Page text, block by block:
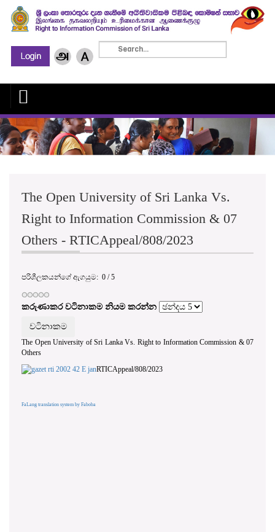
The Open University of Sri Lanka Vs.
Right to Information Commission & 07
Others - RTICAppeal/808/2023
පරිශීලකයන්ගේ ඇගයුම: 0 /5
කරුණාකර වටිනාකම නියම කරන්න
The Open University of Sri Lanka Vs. Right to Information Commission & 07
Others
RTICAppeal/808/2023
FaLang translation system by Faboba